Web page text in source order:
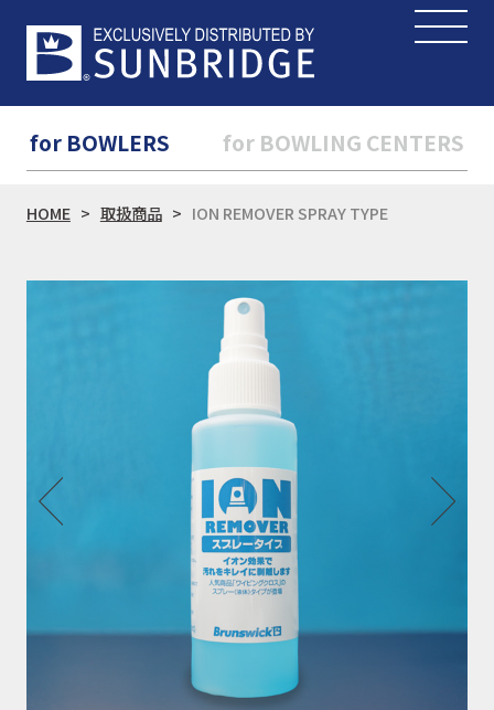
for BOWLERS for BOWLING CENTERS
HOME 取扱商品 ION REMOVER SPRAY TYPE